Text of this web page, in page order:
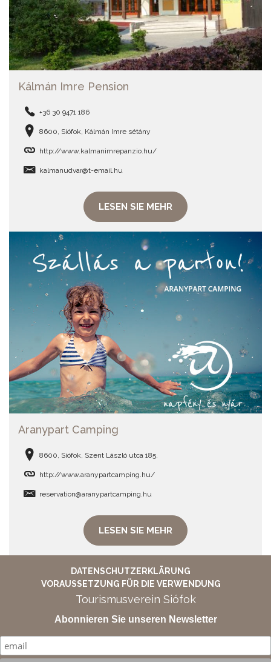
Kálmán Imre Pension
+36 30 9471 186
8600, Siófok, Kálmán Imre sétány
http://www.kalmanimrepanzio.hu/
kalmanudvar@t-email.hu
LESEN SIE MEHR
Aranypart Camping
8600, Siófok, Szent László utca 185.
http://www.aranypartcamping.hu/
reservation@aranypartcamping.hu
LESEN SIE MEHR
DATENSCHUTZERKLÄRUNG
VORAUSSETZUNG FÜR DIE VERWENDUNG
Tourismusverein Siófok
Abonnieren Sie unseren Newsletter